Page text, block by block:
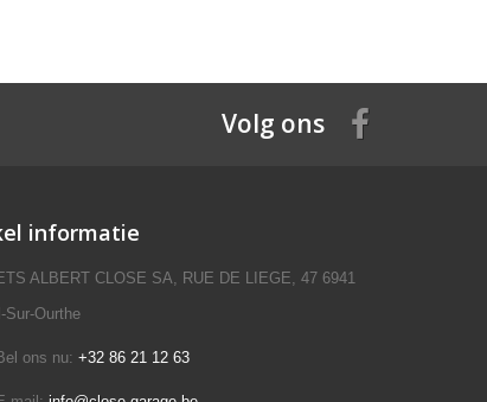
Volg ons
informatie
ALBERT CLOSE SA, RUE DE LIEGE, 47 6941
Sur-Ourthe
ons nu: +32 86 21 12 63